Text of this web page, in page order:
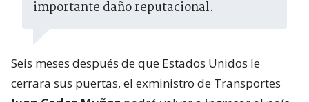
importante daño reputacional.
Seis meses después de que Estados Unidos le
cerrara sus puertas, el exministro de Transportes